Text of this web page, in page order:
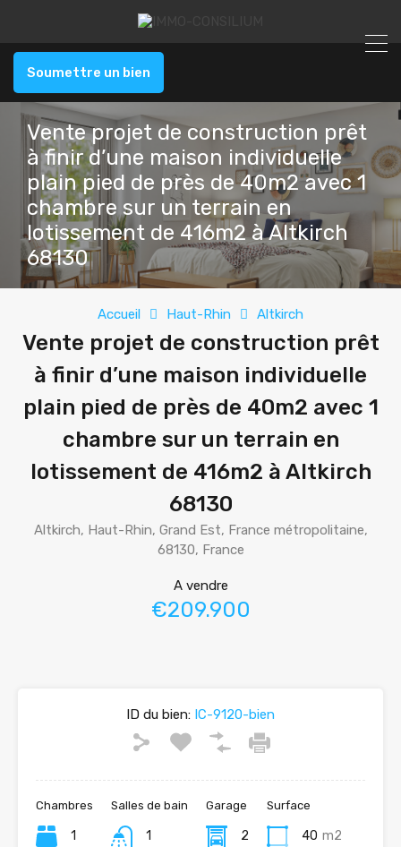
Soumettre un bien
Vente projet de construction prêt
à finir d’une maison individuelle
plain pied de près de 40m2 avec 1
chambre sur un terrain en
lotissement de 416m2 à Altkirch
68130
Accueil Haut-Rhin Altkirch
Vente projet de construction prêt
à finir d’une maison individuelle
plain pied de près de 40m2 avec 1
chambre sur un terrain en
lotissement de 416m2 à Altkirch
68130
Altkirch, Haut-Rhin, Grand Est, France métropolitaine,
68130, France
A vendre
€209.900
ID du bien: IC-9120-bien
Chambres
1
Salles de bain
1
Garage
2
Surface
40 m2